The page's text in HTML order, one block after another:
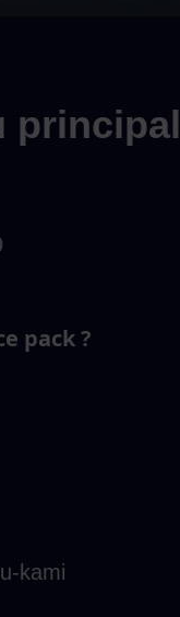
principal
pack ?
kami